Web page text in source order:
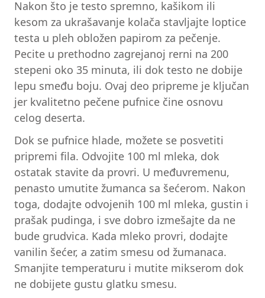
Nakon što je testo spremno, kašikom ili
kesom za ukrašavanje kolača stavljajte loptice
testa u pleh obložen papirom za pečenje.
Pecite u prethodno zagrejanoj rerni na 200
stepeni oko 35 minuta, ili dok testo ne dobije
lepu smeđu boju. Ovaj deo pripreme je ključan
jer kvalitetno pečene pufnice čine osnovu
celog deserta.
Dok se pufnice hlade, možete se posvetiti
pripremi fila. Odvojite 100 ml mleka, dok
ostatak stavite da provri. U međuvremenu,
penasto umutite žumanca sa šećerom. Nakon
toga, dodajte odvojenih 100 ml mleka, gustin i
prašak pudinga, i sve dobro izmešajte da ne
bude grudvica. Kada mleko provri, dodajte
vanilin šećer, a zatim smesu od žumanaca.
Smanjite temperaturu i mutite mikserom dok
ne dobijete gustu glatku smesu.